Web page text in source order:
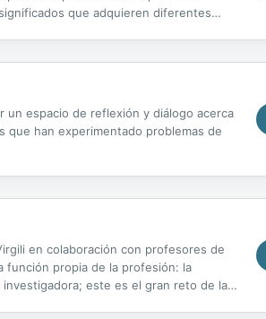
que adquieren diferentes
un espacio de reflexión y diálogo acerca
que han experimentado problemas de
en colaboración con profesores de
función propia de la profesión: la
este es el gran reto de la